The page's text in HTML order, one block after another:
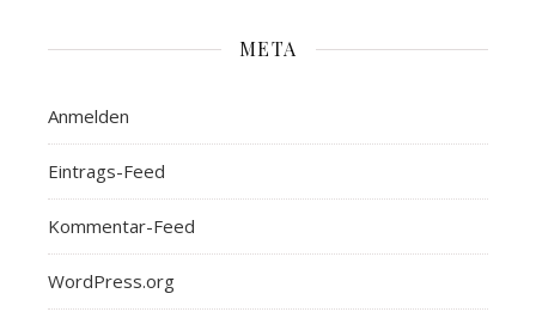
META
Anmelden
Eintrags-Feed
Kommentar-Feed
WordPress.org